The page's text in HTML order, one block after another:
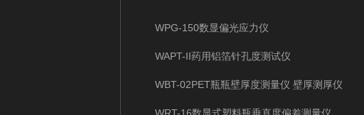
WPG-150数显偏光应力仪
WAPT-II药用铝箔针孔度测试仪
WBT-02PET瓶瓶壁厚度测量仪 壁厚测厚仪